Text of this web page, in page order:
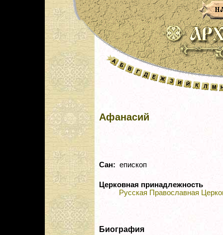
Афанасий
Сан: епископ
Церковная принадлежность
Русская Православная
Биография